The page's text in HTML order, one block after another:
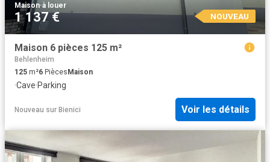
Maison·à louer
1 137 € NOUVEAU
Maison 6 pièces 125 m²
Behlenheim
125 m²6 PiècesMaison
·Cave·Parking
Nouveau sur Bienici Voir les détails